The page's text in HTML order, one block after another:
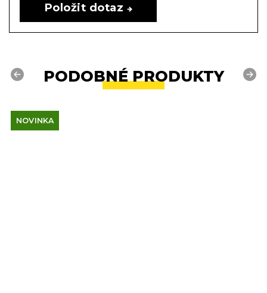
Položit dotaz
PODOBNÉ PRODUKTY
Previous
NOVINKA
Next